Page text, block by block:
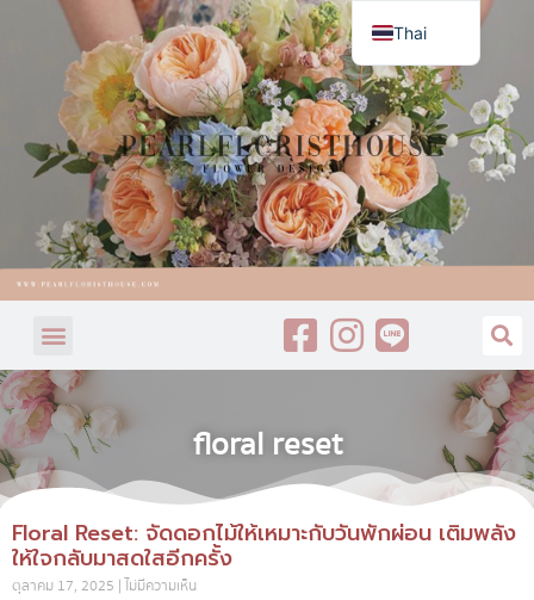
floral reset
Floral Reset: จัดดอกไม้ให้เหมาะกับวันพักผ่อน เติมพลัง
ให้ใจกลับมาสดใสอีกครั้ง
ตุลาคม 17, 2025 ไม่มีความเห็น
Thai
English